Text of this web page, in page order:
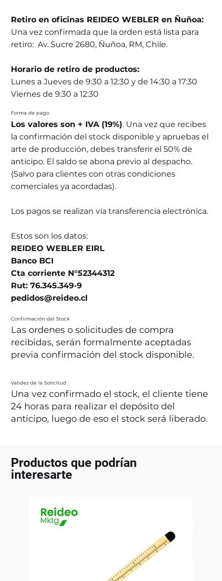
Retiro en oficinas REIDEO WEBLER en Ñuñoa:
Una vez confirmada que la orden está lista para
retiro: Av. Sucre 2680, Ñuñoa, RM, Chile.
Horario de retiro de productos:
Lunes a Jueves de 9:30 a 12:30 y de 14:30 a 17:30
Viernes de 9:30 a 12:30
Forma de pago
Los valores son + IVA (19%). Una vez que recibes
la confirmación del stock disponible y apruebas el
arte de producción, debes transferir el 50% de
anticipo. El saldo se abona previo al despacho.
(Salvo para clientes con otras condiciones
comerciales ya acordadas).
Los pagos se realizan vía transferencia electrónica.
Estos son los datos:
REIDEO WEBLER EIRL
Banco BCI
Cta corriente N°52344312
Rut: 76.345.349-9
pedidos@reideo.cl
Confirmación del Stock
Las ordenes o solicitudes de compra
recibidas, serán formalmente aceptadas
previa confirmación del stock disponible.
Validez de la Solicitud
Una vez confirmado el stock, el cliente tiene
24 horas para realizar el depósito del
anticipo, luego de eso el stock será liberado.
Productos que podrían
interesarte